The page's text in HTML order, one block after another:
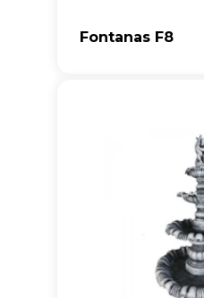
Fontanas F8